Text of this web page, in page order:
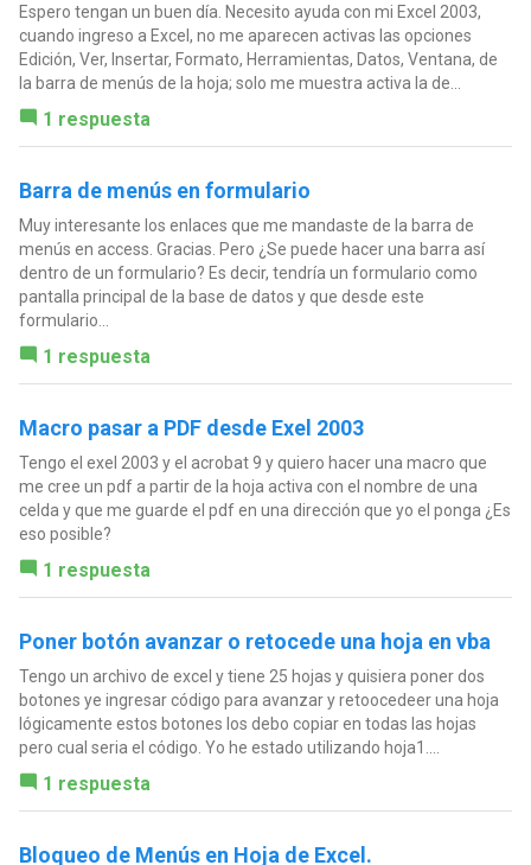
Espero tengan un buen día. Necesito ayuda con mi Excel 2003,
cuando ingreso a Excel, no me aparecen activas las opciones
Edición, Ver, Insertar, Formato, Herramientas, Datos, Ventana, de
la barra de menús de la hoja; solo me muestra activa la de...
1 respuesta
Barra de menús en formulario
Muy interesante los enlaces que me mandaste de la barra de
menús en access. Gracias. Pero ¿Se puede hacer una barra así
dentro de un formulario? Es decir, tendría un formulario como
pantalla principal de la base de datos y que desde este
formulario...
1 respuesta
Macro pasar a PDF desde Exel 2003
Tengo el exel 2003 y el acrobat 9 y quiero hacer una macro que
me cree un pdf a partir de la hoja activa con el nombre de una
celda y que me guarde el pdf en una dirección que yo el ponga ¿Es
eso posible?
1 respuesta
Poner botón avanzar o retocede una hoja en vba
Tengo un archivo de excel y tiene 25 hojas y quisiera poner dos
botones ye ingresar código para avanzar y retoocedeer una hoja
lógicamente estos botones los debo copiar en todas las hojas
pero cual seria el código. Yo he estado utilizando hoja1....
1 respuesta
Bloqueo de Menús en Hoja de Excel.